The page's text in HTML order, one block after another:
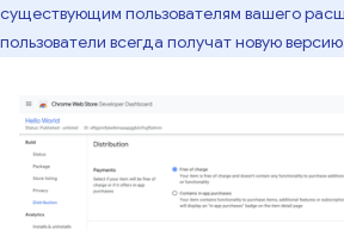
существующим пользователям вашего
пользователи всегда получат новую